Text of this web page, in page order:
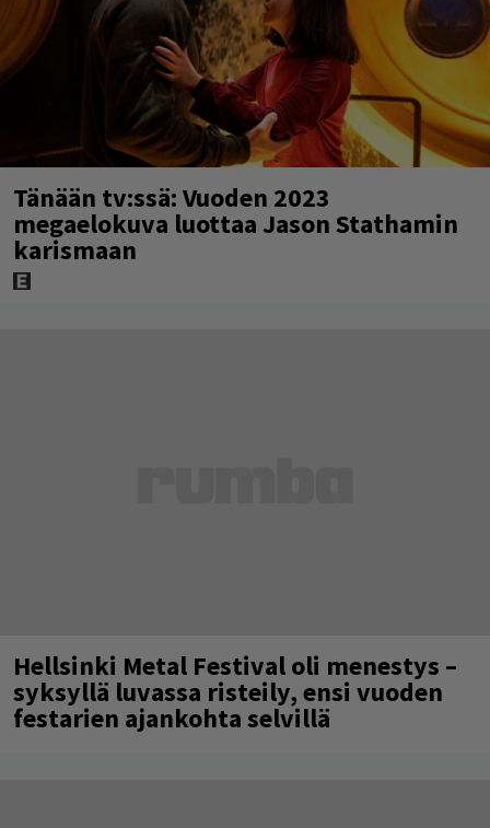
Tänään tv:ssä: Vuoden 2023
megaelokuva luottaa Jason Stathamin
karismaan
Hellsinki Metal Festival oli menestys –
syksyllä luvassa risteily, ensi vuoden
festarien ajankohta selvillä